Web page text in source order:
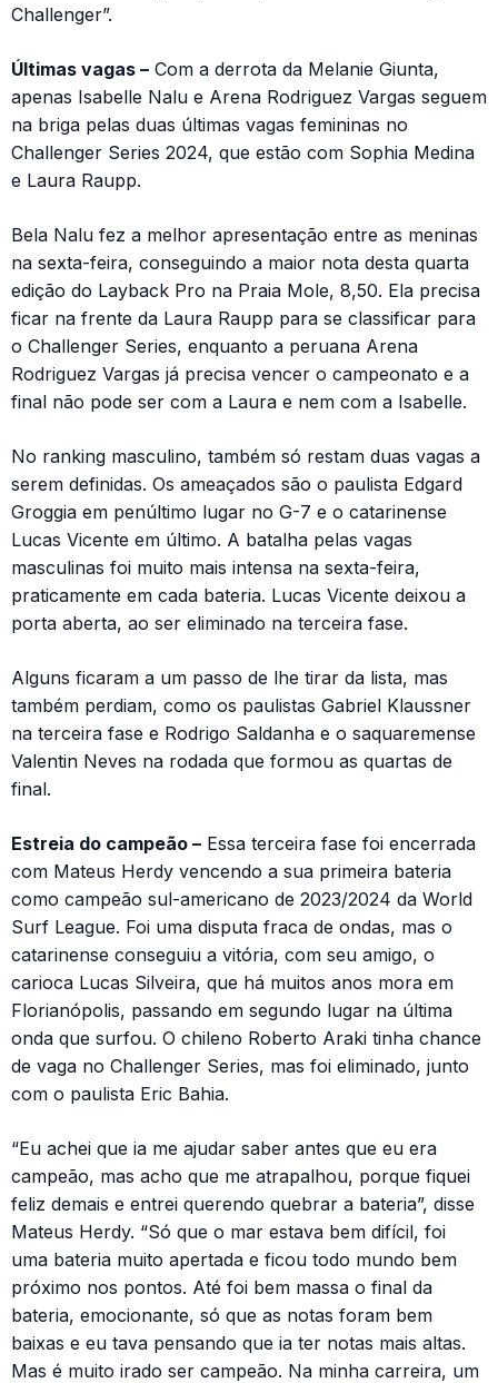
Challenger”.
Últimas vagas – Com a derrota da Melanie Giunta,
apenas Isabelle Nalu e Arena Rodriguez Vargas seguem
na briga pelas duas últimas vagas femininas no
Challenger Series 2024, que estão com Sophia Medina
e Laura Raupp.
Bela Nalu fez a melhor apresentação entre as meninas
na sexta-feira, conseguindo a maior nota desta quarta
edição do Layback Pro na Praia Mole, 8,50. Ela precisa
ficar na frente da Laura Raupp para se classificar para
o Challenger Series, enquanto a peruana Arena
Rodriguez Vargas já precisa vencer o campeonato e a
final não pode ser com a Laura e nem com a Isabelle.
No ranking masculino, também só restam duas vagas a
serem definidas. Os ameaçados são o paulista Edgard
Groggia em penúltimo lugar no G-7 e o catarinense
Lucas Vicente em último. A batalha pelas vagas
masculinas foi muito mais intensa na sexta-feira,
praticamente em cada bateria. Lucas Vicente deixou a
porta aberta, ao ser eliminado na terceira fase.
Alguns ficaram a um passo de lhe tirar da lista, mas
também perdiam, como os paulistas Gabriel Klaussner
na terceira fase e Rodrigo Saldanha e o saquaremense
Valentin Neves na rodada que formou as quartas de
final.
Estreia do campeão – Essa terceira fase foi encerrada
com Mateus Herdy vencendo a sua primeira bateria
como campeão sul-americano de 2023/2024 da World
Surf League. Foi uma disputa fraca de ondas, mas o
catarinense conseguiu a vitória, com seu amigo, o
carioca Lucas Silveira, que há muitos anos mora em
Florianópolis, passando em segundo lugar na última
onda que surfou. O chileno Roberto Araki tinha chance
de vaga no Challenger Series, mas foi eliminado, junto
com o paulista Eric Bahia.
“Eu achei que ia me ajudar saber antes que eu era
campeão, mas acho que me atrapalhou, porque fiquei
feliz demais e entrei querendo quebrar a bateria”, disse
Mateus Herdy. “Só que o mar estava bem difícil, foi
uma bateria muito apertada e ficou todo mundo bem
próximo nos pontos. Até foi bem massa o final da
bateria, emocionante, só que as notas foram bem
baixas e eu tava pensando que ia ter notas mais altas.
Mas é muito irado ser campeão. Na minha carreira, um